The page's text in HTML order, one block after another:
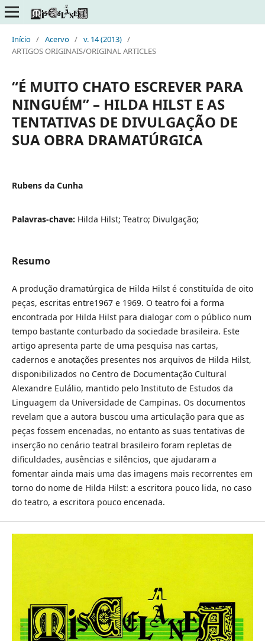
Início / Acervo / v. 14 (2013) /
ARTIGOS ORIGINAIS/ORIGINAL ARTICLES
“É MUITO CHATO ESCREVER PARA
NINGUÉM” – HILDA HILST E AS
TENTATIVAS DE DIVULGAÇÃO DE
SUA OBRA DRAMATÚRGICA
Rubens da Cunha
Palavras-chave: Hilda Hilst; Teatro; Divulgação;
Resumo
A produção dramatúrgica de Hilda Hilst é constituída de oito
peças, escritas entre1967 e 1969. O teatro foi a forma
encontrada por Hilda Hilst para dialogar com o público num
tempo bastante conturbado da sociedade brasileira. Este
artigo apresenta parte de uma pesquisa nas cartas,
cadernos e anotações presentes nos arquivos de Hilda Hilst,
disponibilizados no Centro de Documentação Cultural
Alexandre Eulálio, mantido pelo Instituto de Estudos da
Linguagem da Universidade de Campinas. Os documentos
revelam que a autora buscou uma articulação para que as
peças fossem encenadas, no entanto as suas tentativas de
inserção no cenário teatral brasileiro foram repletas de
dificuldades, ausências e silêncios, que ajudaram a
fomentar ainda mais uma das imagens mais recorrentes em
torno do nome de Hilda Hilst: a escritora pouco lida, no caso
do teatro, a escritora pouco encenada.